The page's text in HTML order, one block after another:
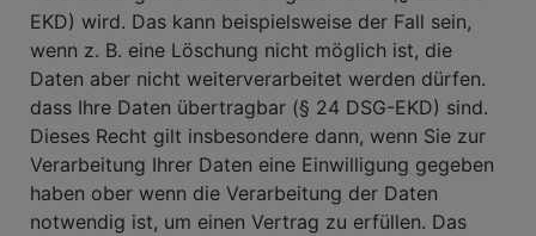
EKD) wird. Das kann beispielsweise der Fall sein,
wenn z. B. eine Löschung nicht möglich ist, die
Daten aber nicht weiterverarbeitet werden dürfen.
dass Ihre Daten übertragbar (§ 24 DSG-EKD) sind.
Dieses Recht gilt insbesondere dann, wenn Sie zur
Verarbeitung Ihrer Daten eine Einwilligung gegeben
haben ober wenn die Verarbeitung der Daten
notwendig ist, um einen Vertrag zu erfüllen. Das